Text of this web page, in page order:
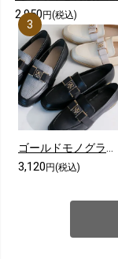
2,950 円(税込)
3,120 円(税込)